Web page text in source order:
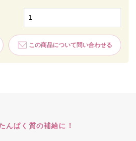
この商品について問い合わせる
んぱく質の補給に！